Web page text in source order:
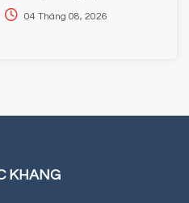
04 Tháng 08, 2026
KHANG